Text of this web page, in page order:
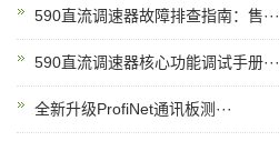
590直流调速器故障排查指南：售···
590直流调速器核心功能调试手册···
全新升级ProfiNet通讯板测···